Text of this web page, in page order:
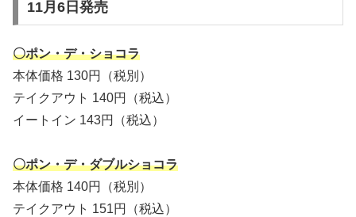
11月6日発売
〇ポン・デ・ショコラ
本体価格 130円（税別）
テイクアウト 140円（税込）
イートイン 143円（税込）
〇ポン・デ・ダブルショコラ
本体価格 140円（税別）
テイクアウト 151円（税込）